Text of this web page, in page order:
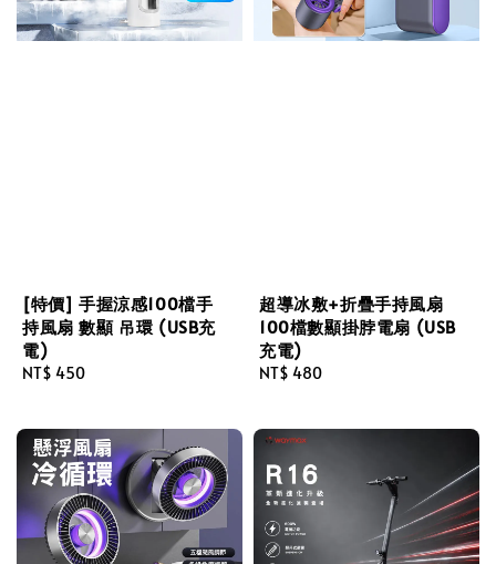
[特價] 手握涼感100檔手
持風扇 數顯 吊環 (USB充
電)
Regular
NT$ 450
超導冰敷+折疊手持風扇
100檔數顯掛脖電扇 (USB
充電)
Regular
NT$ 480